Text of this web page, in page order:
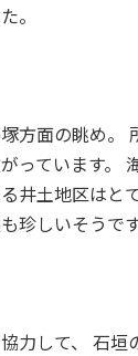
。
方面の眺め。
っています。
井土地区はと
珍しいそうです
力して、 石垣